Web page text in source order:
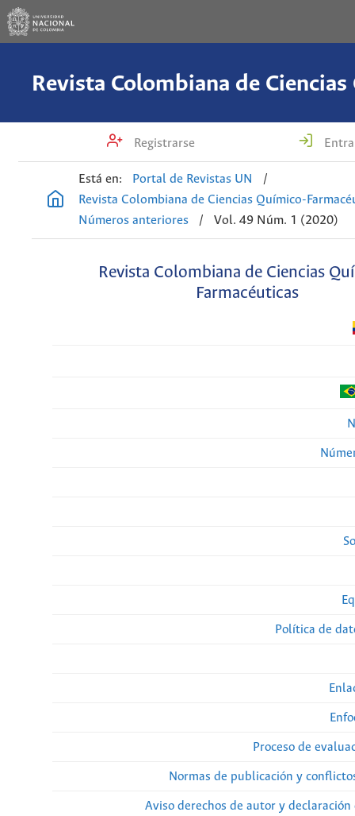
Registrarse
Está en: Portal de Revistas UN
/
Revista Colombiana de Ciencias Químico-
Números anteriores
/ Vol. 49 Núm. 1 (2020)
Revista Colombiana de Ciencias
Farmacéuticas
Política de
Proceso de
Normas de publicación y
Aviso derechos de autor y